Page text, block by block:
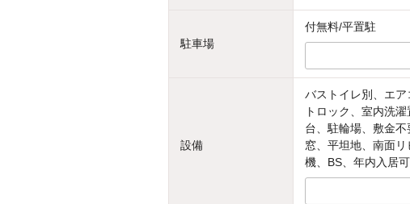
駐車場
付無料/平置駐
設備
バストイレ別、エ
トロック、室内洗
台、駐輪場、敷金
窓、平坦地、南面
機、BS、年内入居